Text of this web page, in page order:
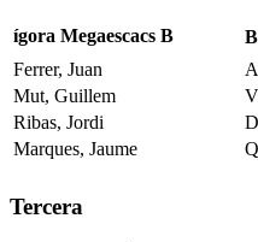
ígora Megaescacs B
Ferrer, Juan
Mut, Guillem
Ribas, Jordi
Marques, Jaume
Tercera